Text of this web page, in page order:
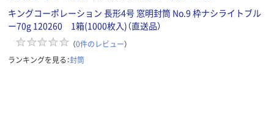
キングコーポレーション 長形4号 窓明封筒 No.9 枠ナシライトブル
ー70g 120260 1箱(1000枚入)（直送品）
（0件のレビュー）
ランキングを見る：封筒